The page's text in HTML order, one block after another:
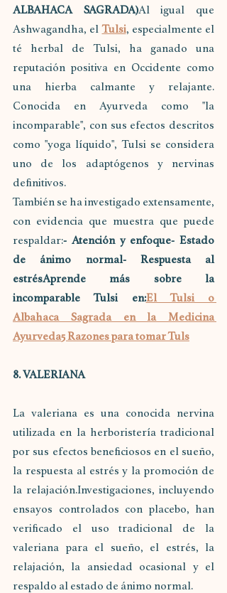
ALBAHACA SAGRADA)Al igual que
Ashwagandha, el Tulsi, especialmente el
té herbal de Tulsi, ha ganado una
reputación positiva en Occidente como
una hierba calmante y relajante.
Conocida en Ayurveda como "la
incomparable", con sus efectos descritos
como "yoga líquido", Tulsi se considera
uno de los adaptógenos y nervinas
definitivos.
También se ha investigado extensamente,
con evidencia que muestra que puede
respaldar:- Atención y enfoque- Estado
de ánimo normal- Respuesta al
estrésAprende más sobre la
incomparable Tulsi en:El Tulsi o
Albahaca Sagrada en la Medicina
Ayurveda5 Razones para tomar Tuls
8. VALERIANA
La valeriana es una conocida nervina
utilizada en la herboristería tradicional
por sus efectos beneficiosos en el sueño,
la respuesta al estrés y la promoción de
la relajación.Investigaciones, incluyendo
ensayos controlados con placebo, han
verificado el uso tradicional de la
valeriana para el sueño, el estrés, la
relajación, la ansiedad ocasional y el
respaldo al estado de ánimo normal.